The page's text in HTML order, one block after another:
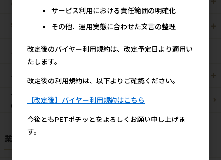
爬虫・両生類 観賞魚用
昆虫
その他/雑貨 メーカー・ブランド別
ブリーダーパック
(プロ製品)
まとめ買いお買い得品
業種様別 特設ページ
サービス利用における責任範囲の明確化
その他、運用実態に合わせた文言の整理
改定後のバイヤー利用規約は、改定予定日より適用い
たします。
改定後の利用規約は、以下よりご確認ください。
【改定後】バイヤー利用規約はこちら
今後ともPETポチッとをよろしくお願い申し上げま
す。